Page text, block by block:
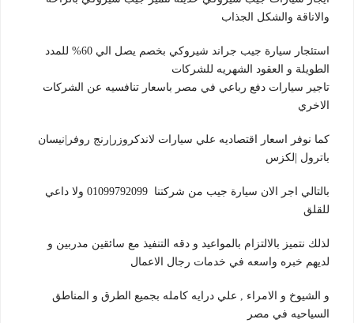
والاناقة والشكل الجذاب
استئجار سيارة جيب جراند شيروكي بخصم يصل الي 60% للمدد
الطويلة و العقود الشهريه للشركات
تاجير سيارات دفع رباعي في مصر باسعار تنافسيه عن الشركات
الاخري
كما نوفر اسعار اقتصاديه علي سيارات لاندكروزر|رنج روفر|نيسان
باترول |لكزس
بالتالي اجر الان سيارة جيب من شركتنا 01099792099 ولا داعي
للقلق
لذلك نتميز بالالتزام بالمواعيد و دقه التنفيذ مع سائقين مدربين و
لديهم خبره واسعه في خدمات رجال الاعمال
و الشيوخ و الامراء , علي درايه كامله بجميع الطرق و المناطق
السياحيه في مصر